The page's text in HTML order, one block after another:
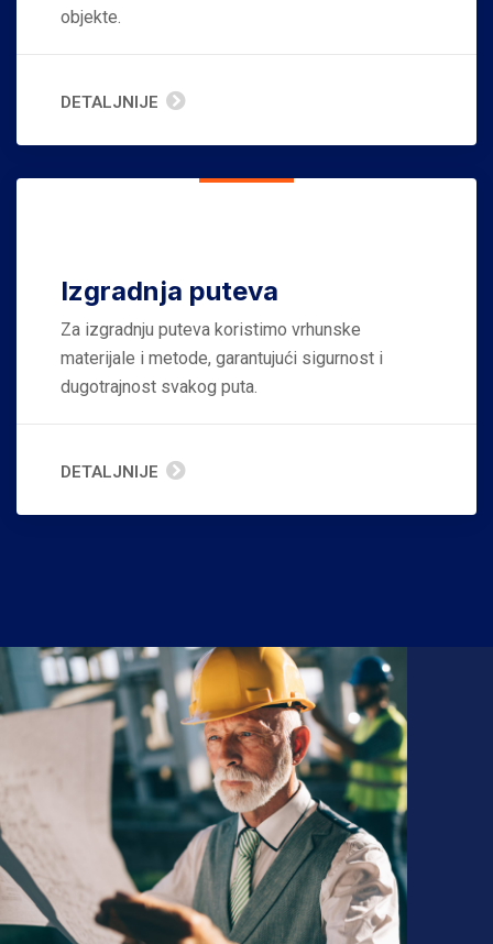
objekte.
DETALJNIJE
Izgradnja puteva
Za izgradnju puteva koristimo vrhunske
materijale i metode, garantujući sigurnost i
dugotrajnost svakog puta.
DETALJNIJE